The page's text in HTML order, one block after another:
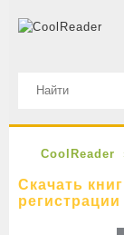
CoolReader
Скачать
регистрации